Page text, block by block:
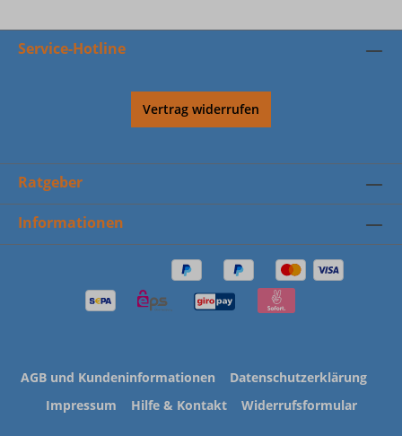
Service-Hotline
Vertrag widerrufen
Ratgeber
Informationen
AGB und Kundeninformationen
Datenschutzerklärung
Impressum
Hilfe & Kontakt Widerrufsformular